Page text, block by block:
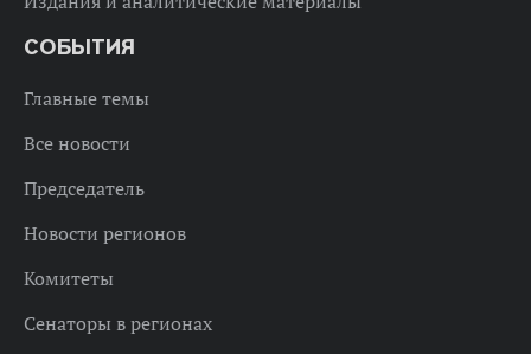
СОБЫТИЯ
Главные темы
Все новости
Председатель
Новости регионов
Комитеты
Сенаторы в регионах